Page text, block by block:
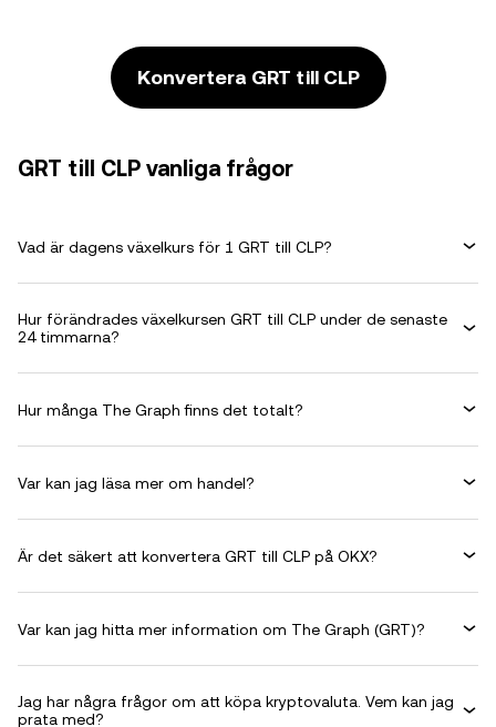
Konvertera GRT till CLP
GRT till CLP vanliga frågor
Vad är dagens växelkurs för 1 GRT till CLP?
Hur förändrades växelkursen GRT till CLP under de senaste
24 timmarna?
Hur många The Graph finns det totalt?
Var kan jag läsa mer om handel?
Är det säkert att konvertera GRT till CLP på OKX?
Var kan jag hitta mer information om The Graph (GRT)?
Jag har några frågor om att köpa kryptovaluta. Vem kan jag
prata med?